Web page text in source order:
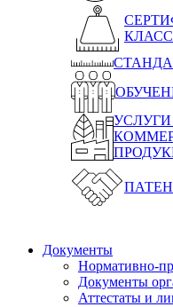
Документы
Нормативно-
Документы
Аттестаты и